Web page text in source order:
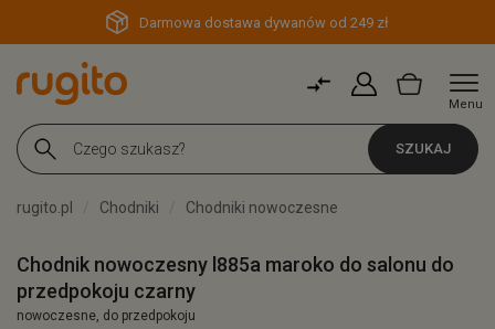
Darmowa dostawa dywanów od 249 zł
Menu
SZUKAJ
rugito.pl Chodniki Chodniki nowoczesne
Chodnik nowoczesny l885a maroko do salonu do
przedpokoju czarny
nowoczesne, do przedpokoju